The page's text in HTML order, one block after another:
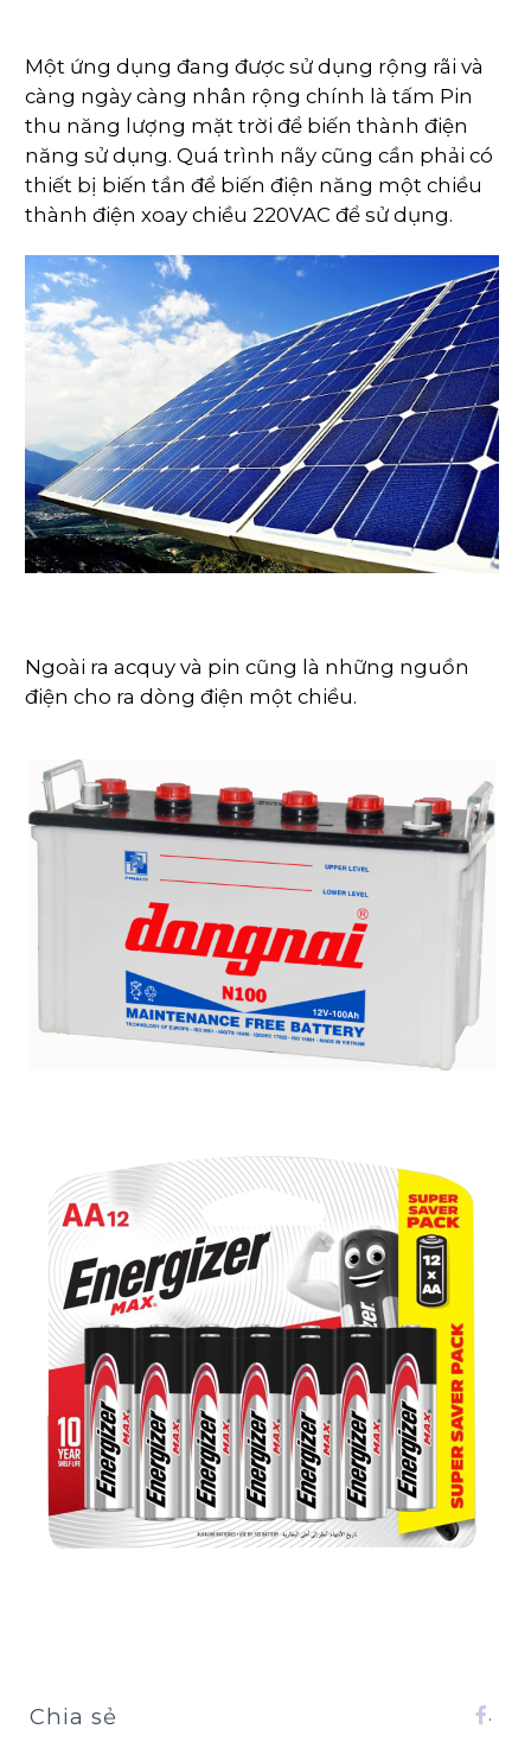
Một ứng dụng đang được sử dụng rộng rãi và
càng ngày càng nhân rộng chính là tấm Pin
thu năng lượng mặt trời để biến thành điện
năng sử dụng. Quá trình nãy cũng cần phải có
thiết bị biến tần để biến điện năng một chiều
thành điện xoay chiều 220VAC để sử dụng.
Ngoài ra acquy và pin cũng là những nguồn
điện cho ra dòng điện một chiều.
Chia sẻ .